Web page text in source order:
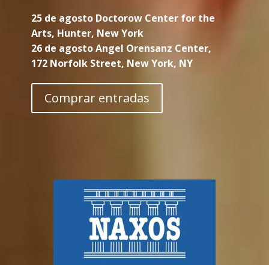
25 de agosto Doctorow Center for the
Arts, Hunter, New York
26 de agosto Angel Orensanz Center,
172 Norfolk Street, New York, NY
Comprar entradas